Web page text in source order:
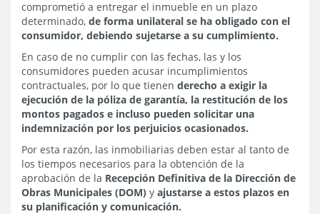
comprometió a entregar el inmueble en un plazo
determinado, de forma unilateral se ha obligado con el
consumidor, debiendo sujetarse a su cumplimiento.
En caso de no cumplir con las fechas, las y los
consumidores pueden acusar incumplimientos
contractuales, por lo que tienen derecho a exigir la
ejecución de la póliza de garantía, la restitución de los
montos pagados e incluso pueden solicitar una
indemnización por los perjuicios ocasionados.
Por esta razón, las inmobiliarias deben estar al tanto de
los tiempos necesarios para la obtención de la
aprobación de la Recepción Definitiva de la Dirección de
Obras Municipales (DOM) y ajustarse a estos plazos en
su planificación y comunicación.